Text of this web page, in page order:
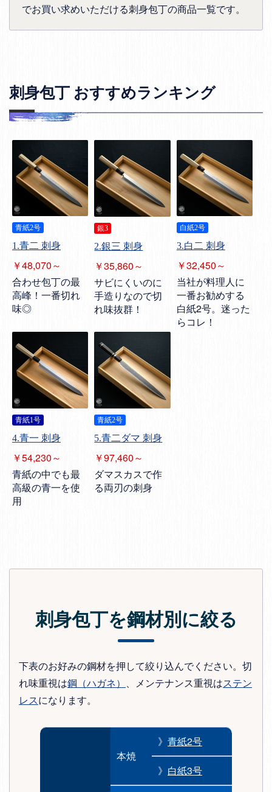
でお買い求めいただける刺身包丁の商品一覧です。
刺身包丁 おすすめランキング
青紙2号
1.青二 刺身
￥48,070～
合わせ包丁の最
高峰！一番切れ
味◎
銀3
2.銀三 刺身
￥35,860～
サビにくいのに
手造りなので切
れ味抜群！
白紙2号
3.白二 刺身
￥32,450～
当社が料理人に
一番お勧めする
白紙2号。迷った
らコレ！
青紙1号
4.青一 刺身
￥54,230～
青紙の中でも最
高級の青一を使
用
青紙2号
5.青二ダマ 刺身
￥97,460～
ダマスカスで作
る両刃の刺身
刺身包丁を鋼材別に絞る
下表のお好みの鋼材を押して絞り込んでください。切
れ味重視は鋼（ハガネ） 、メンテナンス重視はステン
レスになります。
本焼
》 青紙2号
》 白紙3号